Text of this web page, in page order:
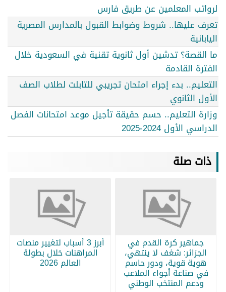
لرواتب المعلمين عن طريق فارس
تعرف عليها.. شروط وضوابط القبول بالمدارس المصرية
اليابانية
ما القصة؟ تدشين أول ثانوية تقنية في السعودية خلال
الفترة القادمة
التعليم.. بدء إجراء امتحان تجريبي للتابلت لطلاب الصف
الأول الثانوي
وزارة التعليم.. حسم حقيقة تأجيل موعد امتحانات الفصل
الدراسي الأول 2024-2025
ذات صلة
جماهير كرة القدم في
الجزائر: شغف لا ينتهي،
هوية قوية، ودور حاسم
في صناعة أجواء الملاعب
ودعم المنتخب الوطني
أبرز 3 أسباب لتغيير منصات
المراهنات خلال بطولة
العالم 2026